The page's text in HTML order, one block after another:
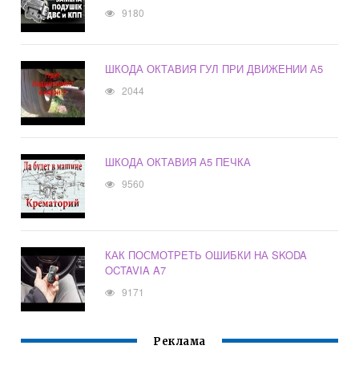
9180
ШКОДА ОКТАВИЯ ГУЛ ПРИ ДВИЖЕНИИ А5
2044
ШКОДА ОКТАВИЯ А5 ПЕЧКА
9560
КАК ПОСМОТРЕТЬ ОШИБКИ НА SKODA
OCTAVIA A7
9171
Реклама